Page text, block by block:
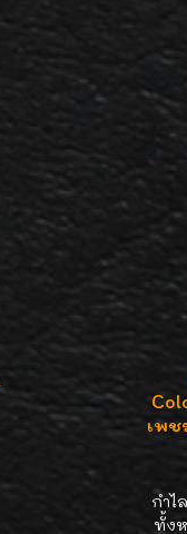
เพช
กำไ
ทั้งห